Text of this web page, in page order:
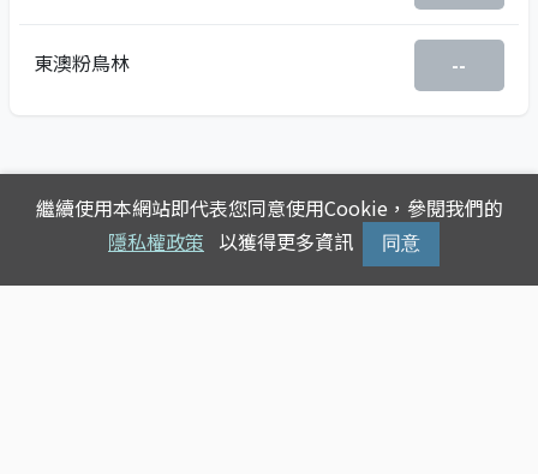
東澳粉鳥林 --
繼續使用本網站即代表您同意使用Cookie，參閱我們的
隱私權政策 以獲得更多資訊 同意